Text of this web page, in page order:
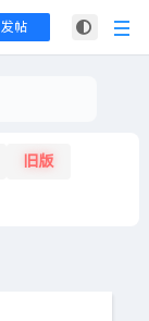
发帖
旧版